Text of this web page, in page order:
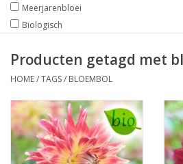
Meerjarenbloei
Biologisch
Producten getagd met
HOME/TAGS/ BLOEMBOL